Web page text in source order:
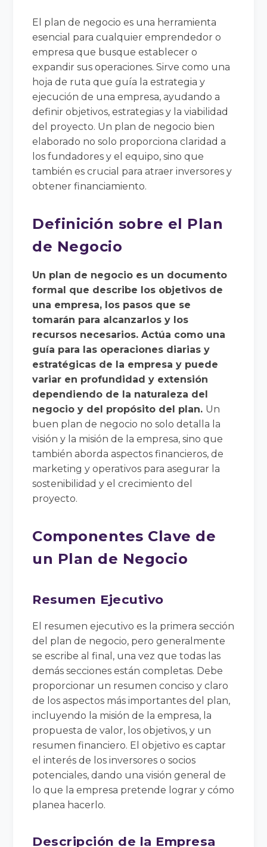
El plan de negocio es una herramienta
esencial para cualquier emprendedor o
empresa que busque establecer o
expandir sus operaciones. Sirve como una
hoja de ruta que guía la estrategia y
ejecución de una empresa, ayudando a
definir objetivos, estrategias y la viabilidad
del proyecto. Un plan de negocio bien
elaborado no solo proporciona claridad a
los fundadores y el equipo, sino que
también es crucial para atraer inversores y
obtener financiamiento.
Definición sobre el Plan
de Negocio
Un plan de negocio es un documento
formal que describe los objetivos de
una empresa, los pasos que se
tomarán para alcanzarlos y los
recursos necesarios. Actúa como una
guía para las operaciones diarias y
estratégicas de la empresa y puede
variar en profundidad y extensión
dependiendo de la naturaleza del
negocio y del propósito del plan. Un
buen plan de negocio no solo detalla la
visión y la misión de la empresa, sino que
también aborda aspectos financieros, de
marketing y operativos para asegurar la
sostenibilidad y el crecimiento del
proyecto.
Componentes Clave de
un Plan de Negocio
Resumen Ejecutivo
El resumen ejecutivo es la primera sección
del plan de negocio, pero generalmente
se escribe al final, una vez que todas las
demás secciones están completas. Debe
proporcionar un resumen conciso y claro
de los aspectos más importantes del plan,
incluyendo la misión de la empresa, la
propuesta de valor, los objetivos, y un
resumen financiero. El objetivo es captar
el interés de los inversores o socios
potenciales, dando una visión general de
lo que la empresa pretende lograr y cómo
planea hacerlo.
Descripción de la Empresa